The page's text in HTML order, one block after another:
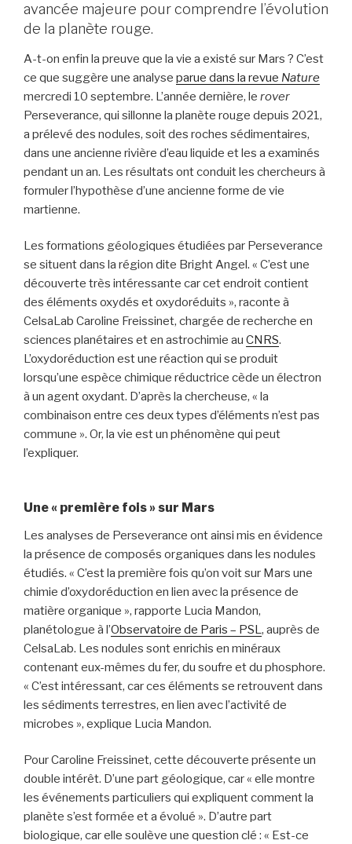
avancée majeure pour comprendre l’évolution
de la planète rouge.
A-t-on enfin la preuve que la vie a existé sur Mars ? C’est
ce que suggère une analyse parue dans la revue Nature
mercredi 10 septembre. L’année dernière, le rover
Perseverance, qui sillonne la planète rouge depuis 2021,
a prélevé des nodules, soit des roches sédimentaires,
dans une ancienne rivière d’eau liquide et les a examinés
pendant un an. Les résultats ont conduit les chercheurs à
formuler l’hypothèse d’une ancienne forme de vie
martienne.
Les formations géologiques étudiées par Perseverance
se situent dans la région dite Bright Angel. « C’est une
découverte très intéressante car cet endroit contient
des éléments oxydés et oxydoréduits », raconte à
CelsaLab Caroline Freissinet, chargée de recherche en
sciences planétaires et en astrochimie au CNRS.
L’oxydoréduction est une réaction qui se produit
lorsqu’une espèce chimique réductrice cède un électron
à un agent oxydant. D’après la chercheuse, « la
combinaison entre ces deux types d’éléments n’est pas
commune ». Or, la vie est un phénomène qui peut
l’expliquer.
Une « première fois » sur Mars
Les analyses de Perseverance ont ainsi mis en évidence
la présence de composés organiques dans les nodules
étudiés. « C’est la première fois qu’on voit sur Mars une
chimie d’oxydoréduction en lien avec la présence de
matière organique », rapporte Lucia Mandon,
planétologue à l’Observatoire de Paris – PSL, auprès de
CelsaLab. Les nodules sont enrichis en minéraux
contenant eux-mêmes du fer, du soufre et du phosphore.
« C’est intéressant, car ces éléments se retrouvent dans
les sédiments terrestres, en lien avec l’activité de
microbes », explique Lucia Mandon.
Pour Caroline Freissinet, cette découverte présente un
double intérêt. D’une part géologique, car « elle montre
les événements particuliers qui expliquent comment la
planète s’est formée et a évolué ». D’autre part
biologique, car elle soulève une question clé : « Est-ce